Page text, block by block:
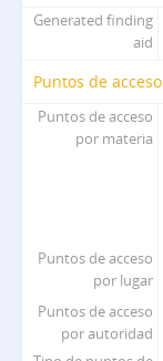
Generated finding
aid
Puntos de acceso
Puntos de acceso
por materia
Puntos de acceso
por lugar
Puntos de acceso
por autoridad